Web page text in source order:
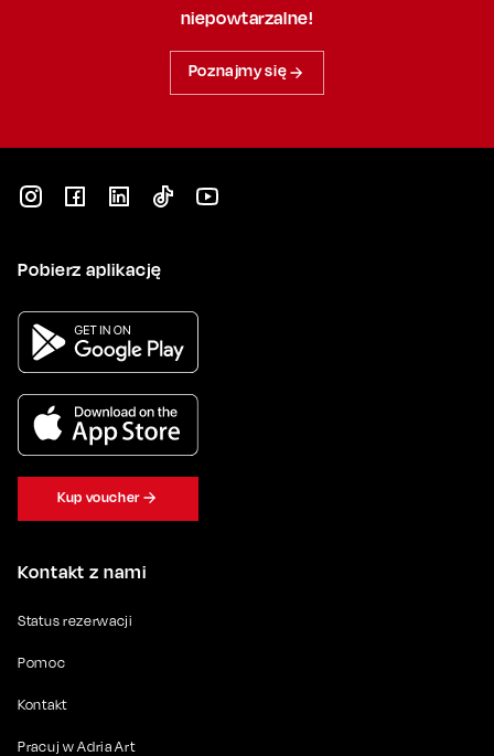
niepowtarzalne!
Poznajmy się
Kontakt z nami
Status rezerwacji
Pomoc
Kontakt
Pracuj w Adria Art
Pobierz aplikację
Kup voucher